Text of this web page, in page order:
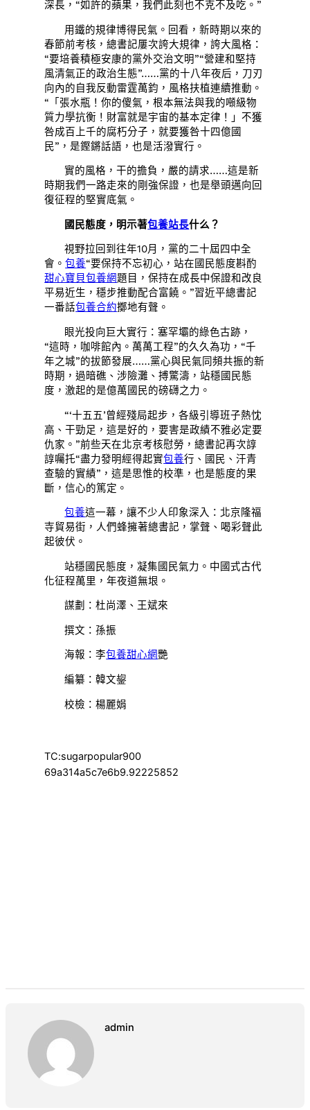
深長，“如許的蘋果，我們此刻也不克不及吃。”
用鐵的規律博得民氣。回看，新時期以來的
春節前考核，總書記屢次誇大規律，誇大風格：
“要培養積極安康的黨外交治文明”“營建和堅持
風清氣正的政治生態”……黨的十八年夜后，刀刃
向內的自我反動雷霆萬鈞，風格扶植連續推動。
“「張水瓶！你的傻氣，根本無法與我的噸級物
質力學抗衡！財富就是宇宙的基本定律！」不獲
咎成百上千的腐朽分子，就要獲咎十四億國
民”，是鏗鏘話語，也是活潑實行。
實的風格，干的擔負，嚴的請求……這是新
時期我們一路走來的剛強保證，也是舉頭邁向回
復征程的堅實底氣。
國民態度，明示著包養站長什么？
視野拉回到往年10月，黨的二十屆四中全
會。包養“要保持不忘初心，站在國民態度斟酌
甜心寶貝包養網題目，保持在成長中保證和改良
平易近生，穩步推動配合富饒。”習近平總書記
一番話包養合約擲地有聲。
眼光投向巨大實行：塞罕壩的綠色古跡，
“這時，咖啡館內。萬萬工程”的久久為功，“千
年之城”的拔節發展……黨心與民氣同頻共振的新
時期，過暗礁、涉險灘、搏驚濤，站穩國民態
度，激起的是億萬國民的磅礴之力。
“‘十五五’曾經殘局起步，各級引導班子熱忱
高、干勁足，這是好的，要害是政績不雅必定要
仇家。”前些天在北京考核慰勞，總書記再次諄
諄囑托“盡力發明經得起實包養行、國民、汗青
查驗的實績”，這是思惟的校準，也是態度的果
斷，信心的篤定。
包養這一幕，讓不少人印象深入：北京隆福
寺貿易街，人們蜂擁著總書記，掌聲、喝彩聲此
起彼伏。
站穩國民態度，凝集國民氣力。中國式古代
化征程萬里，年夜道無垠。
謀劃：杜尚澤、王斌來
撰文：孫振
海報：李包養甜心網艷
編纂：韓文鋆
校檢：楊麗娟
TC:sugarpopular900
69a314a5c7e6b9.92225852
admin